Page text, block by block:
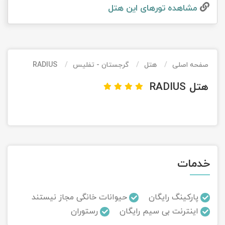
مشاهده تور‌های این هتل
صفحه اصلی هتل گرجستان - تفلیس RADIUS
هتل RADIUS
خدمات
پارکینگ رایگان
حیوانات خانگی مجاز نیستند
اینترنت بی سیم رایگان
رستوران
تور کویر کاراکال
تور کویر مصر
تور ماسوله
تور مرداب سراوان
تور گلستان
تور کیش از ساری
اقساطی
تور کیش از بندرعباس
اقساطی
تور قزاقستان اقساطی
تور زیارتی اقساطی